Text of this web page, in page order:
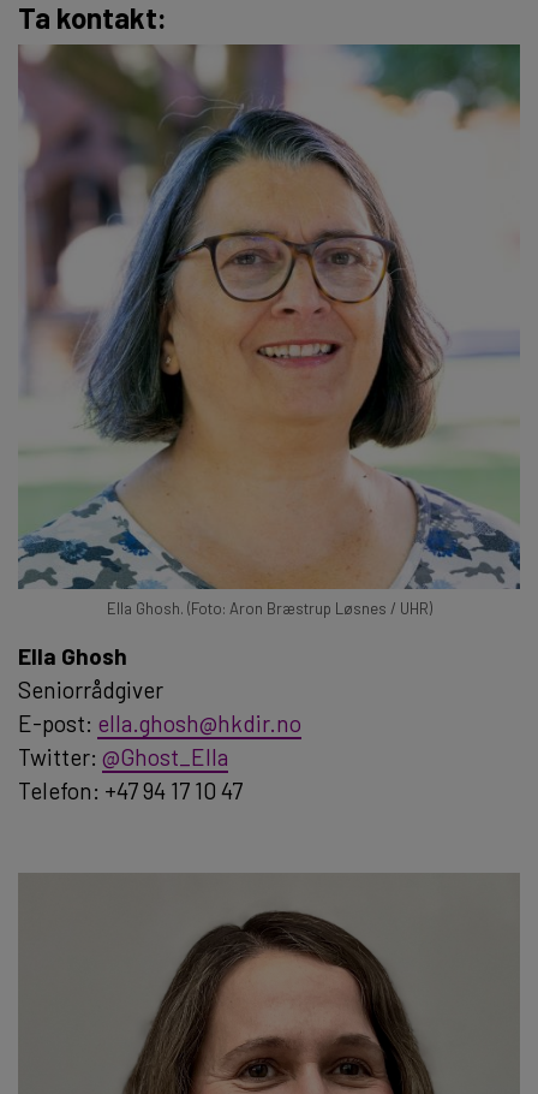
Ta kontakt:
Ella Ghosh. (Foto: Aron Bræstrup Løsnes / UHR)
Ella Ghosh
Seniorrådgiver
E-post: ella.ghosh@hkdir.no
Twitter: @Ghost_Ella
Telefon: +47 94 17 10 47